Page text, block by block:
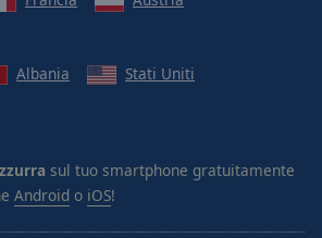
Albania
Stati Uniti
sul tuo smartphone gratuitamente
Android o iOS!